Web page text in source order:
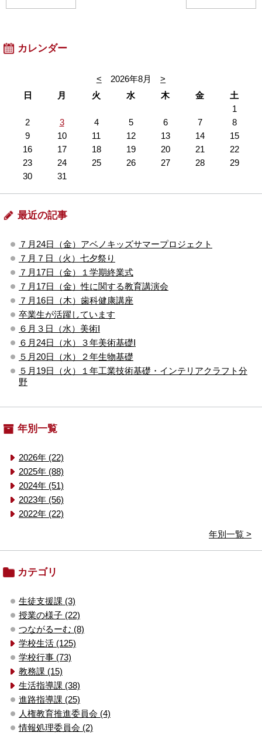
カレンダー
< 2026年8月
>
日
月 火 水 木 金
土
1
2
3 4 5 6 7
8
9
10 11 12 13 14
15
16
17 18 19 20 21
22
23
24 25 26 27 28
29
30
31
最近の記事
７月24日（金）アベノキッズサマープロジェクト
７月７日（火）七夕祭り
７月17日（金）１学期終業式
７月17日（金）性に関する教育講演会
７月16日（木）歯科健康講座
卒業生が活躍しています
６月３日（水）美術Ⅰ
６月24日（水）３年美術基礎Ⅰ
５月20日（水）２年生物基礎
５月19日（火）１年工業技術基礎・インテリアクラフト分
野
年別一覧
2026年 (22)
2025年 (88)
2024年 (51)
2023年 (56)
2022年 (22)
年別一覧 >
カテゴリ
生徒支援課 (3)
授業の様子 (22)
つながるーむ (8)
学校生活 (125)
学校行事 (73)
教務課 (15)
生活指導課 (38)
進路指導課 (25)
人権教育推進委員会 (4)
情報処理委員会 (2)